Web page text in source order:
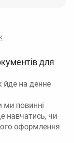
для
йде на денне
ми повинні
навчатись, чи
оформлення